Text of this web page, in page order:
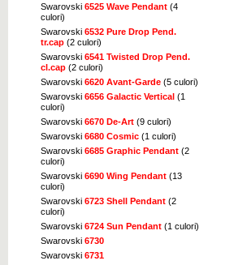
Swarovski 6525 Wave Pendant (4
culori)
Swarovski 6532 Pure Drop Pend.
tr.cap (2 culori)
Swarovski 6541 Twisted Drop Pend.
cl.cap (2 culori)
Swarovski 6620 Avant-Garde (5 culori)
Swarovski 6656 Galactic Vertical (1
culori)
Swarovski 6670 De-Art (9 culori)
Swarovski 6680 Cosmic (1 culori)
Swarovski 6685 Graphic Pendant (2
culori)
Swarovski 6690 Wing Pendant (13
culori)
Swarovski 6723 Shell Pendant (2
culori)
Swarovski 6724 Sun Pendant (1 culori)
Swarovski 6730
Swarovski 6731